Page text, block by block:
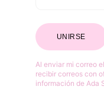
UNIRSE
Al enviar mi correo
recibir correos con
información de Ada